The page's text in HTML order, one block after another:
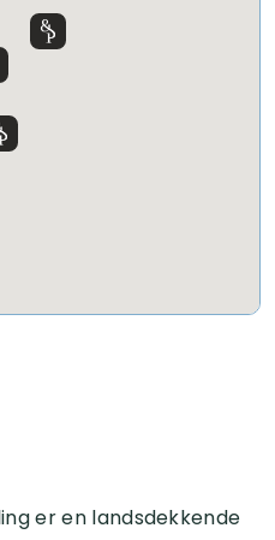
er en landsdekkende